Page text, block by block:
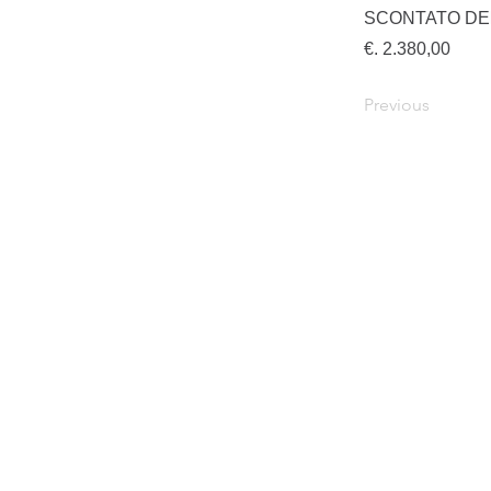
SCONTATO
€. 2.380,00
Previous